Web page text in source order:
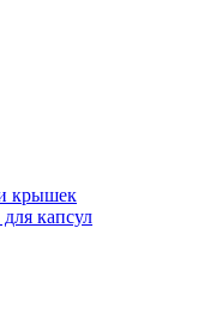
крышек
капсул